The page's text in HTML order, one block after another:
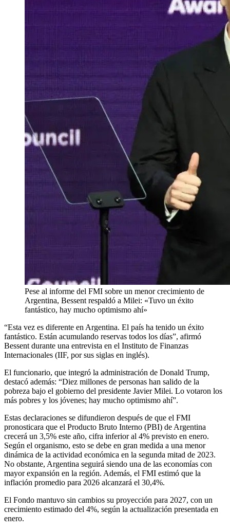
Pese al informe del FMI sobre un menor crecimiento de
Argentina, Bessent respaldó a Milei: «Tuvo un éxito
fantástico, hay mucho optimismo ahí»
“Esta vez es diferente en Argentina. El país ha tenido un éxito
fantástico. Están acumulando reservas todos los días”, afirmó
Bessent durante una entrevista en el Instituto de Finanzas
Internacionales (IIF, por sus siglas en inglés).
El funcionario, que integró la administración de Donald Trump,
destacó además: “Diez millones de personas han salido de la
pobreza bajo el gobierno del presidente Javier Milei. Lo votaron los
más pobres y los jóvenes; hay mucho optimismo ahí”.
Estas declaraciones se difundieron después de que el FMI
pronosticara que el Producto Bruto Interno (PBI) de Argentina
crecerá un 3,5% este año, cifra inferior al 4% previsto en enero.
Según el organismo, esto se debe en gran medida a una menor
dinámica de la actividad económica en la segunda mitad de 2023.
No obstante, Argentina seguirá siendo una de las economías con
mayor expansión en la región. Además, el FMI estimó que la
inflación promedio para 2026 alcanzará el 30,4%.
El Fondo mantuvo sin cambios su proyección para 2027, con un
crecimiento estimado del 4%, según la actualización presentada en
enero.